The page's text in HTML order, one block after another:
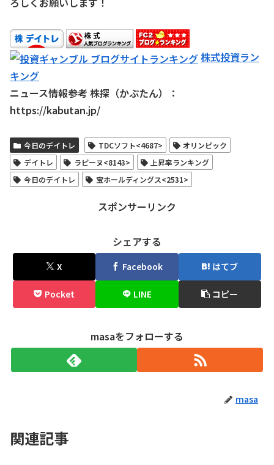
株式投資ラン
キング
ニュース情報参考 株探（かぶたん）：
https://kabutan.jp/
今日のデイトレ TDCソフト<4687>
オリンピック
デイトレ
ラピーヌ<8143>
上昇率ランキング
今日のデイトレ
宝ホールディングス<2531>
スポンサーリンク
シェアする
X Facebook はてブ
Pocket LINE コピー
masaをフォローする
masa
関連記事